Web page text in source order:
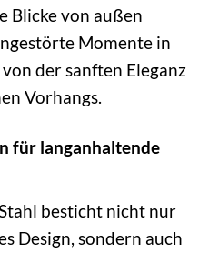
Blicke von außen
Momente in
der sanften Eleganz
Vorhangs.
für langanhaltende
besticht nicht nur
Design, sondern auch